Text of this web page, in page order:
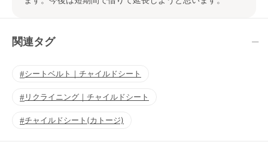
関連タグ
シートベルト｜チャイルドシート
リクライニング｜チャイルドシート
チャイルドシート(カトージ)